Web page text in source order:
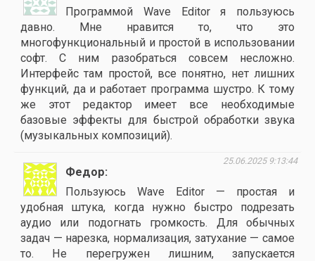
Программой Wave Editor я пользуюсь
давно. Мне нравится то, что это
многофункциональный и простой в использовании
софт. С ним разобраться совсем несложно.
Интерфейс там простой, все понятно, нет лишних
функций, да и работает программа шустро. К тому
же этот редактор имеет все необходимые
базовые эффекты для быстрой обработки звука
(музыкальных композиций).
Федор
25.06.2025 9:13:44
Пользуюсь Wave Editor — простая и
удобная штука, когда нужно быстро подрезать
аудио или подогнать громкость. Для обычных
задач — нарезка, нормализация, затухание — самое
то. Не перегружен лишним, запускается